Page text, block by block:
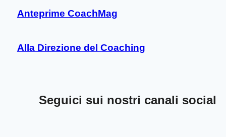
Anteprime CoachMag
Alla Direzione del Coaching
Seguici sui nostri canali social